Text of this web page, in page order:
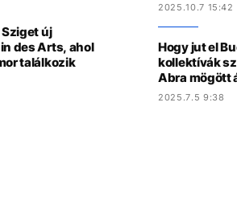
új
des Arts, ahol
találkozik
2025.10.7 15:42
Hogy jut el
kollektívák
Abra mögött
2025.7.5 9:38